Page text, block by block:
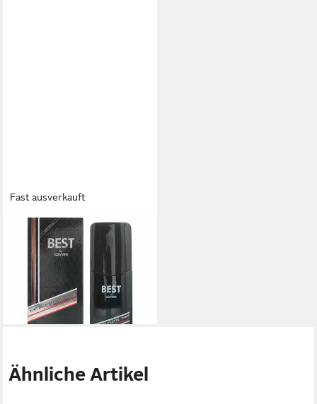
Fast ausverkauft
LOMANI
Eau de Toilette Best Eau De
Toilette Spray für Männer
21,94 €
(219,40 €/ 1 l)
lieferbar - in 9-11 Werktagen bei
Ähnliche Artikel